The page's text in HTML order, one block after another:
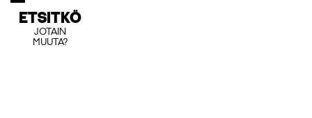
ETSITKÖ
JOTAIN
MUUTA?